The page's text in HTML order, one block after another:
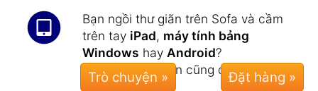
Bạn ngồi thư giãn trên Sofa và cầm
trên tay iPad, máy tính bảng
Windows hay Android?
Ngay lúc này bạn cũng đơn giản là
học tiếp tục.
Trò chuyện »